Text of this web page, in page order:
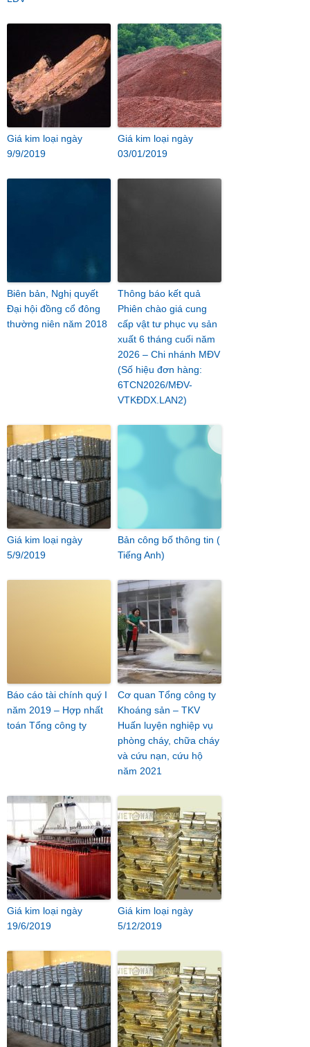
Giá kim loại ngày
9/9/2019
Giá kim loại ngày
03/01/2019
Biên bản, Nghị quyết
Đại hội đồng cổ đông
thường niên năm 2018
Thông báo kết quả
Phiên chào giá cung
cấp vật tư phục vụ sản
xuất 6 tháng cuối năm
2026 – Chi nhánh MĐV
(Số hiệu đơn hàng:
6TCN2026/MĐV-
VTKĐDX.LAN2)
Giá kim loại ngày
5/9/2019
Bản công bố thông tin (
Tiếng Anh)
Báo cáo tài chính quý I
năm 2019 – Hợp nhất
toán Tổng công ty
Cơ quan Tổng công ty
Khoáng sản – TKV
Huấn luyện nghiệp vụ
phòng cháy, chữa cháy
và cứu nạn, cứu hộ
năm 2021
Giá kim loại ngày
19/6/2019
Giá kim loại ngày
5/12/2019